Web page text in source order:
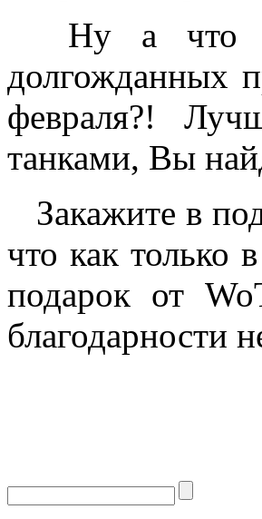
Ну а что
долгожданных
февраля?!
танками, Вы
Закажите в
что как только
подарок от
благодарности